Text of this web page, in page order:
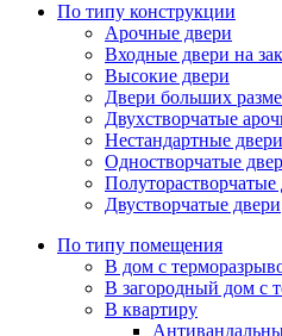
По типу конструкции
Арочные двери
Входные двери на
Высокие двери
Двери больших
Двухстворчатые
Нестандартные
Одностворчатые
Полуторастворчатые
Двустворчатые двери
По типу помещения
В дом с
В загородный дом с
В квартиру